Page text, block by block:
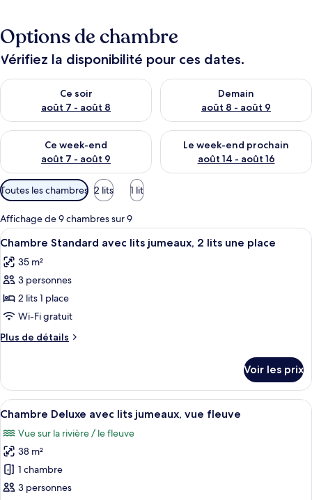
Options de chambre
Vérifiez la disponibilité pour ces dates.
Ce soir
août 7 - août 8
Vérifier la disponibilité pour ce soir août 7 - août 8
Demain
août 8 - août 9
Vérifier la disponibilité pour
Ce week-end
août 7 - août 9
Vérifier la disponibilité pour ce week-end août 7 - août 9
Le week-end prochain
août 14 - août 16
Vérifier la disponibilité pour
Filtres
disponibles
pour
les
chambres
Toutes les chambres 2 lits 1 lit
Affichage de 9 chambres sur 9
Afficher
toutes
les
photos
pour
ce
type
de
Chambre
Standard
avec
lits
jumeaux,
2
lits
une
Une chambre d’hôtel avec un grand
4
Chambre Standard avec lits jumeaux, 2 lits une place
35 m²
3 personnes
2 lits 1 place
Wi-Fi gratuit
Plus de détails
Plus
le
type
de
Chambre
Standard
avec
lits
jumeaux,
Voir les prix
Afficher
toutes
les
photos
pour
ce
Une chambre d’hôtel avec un grand
5
Chambre Deluxe avec lits jumeaux, vue fleuve
Vue sur la rivière / le fleuve
38 m²
1 chambre
3 personnes